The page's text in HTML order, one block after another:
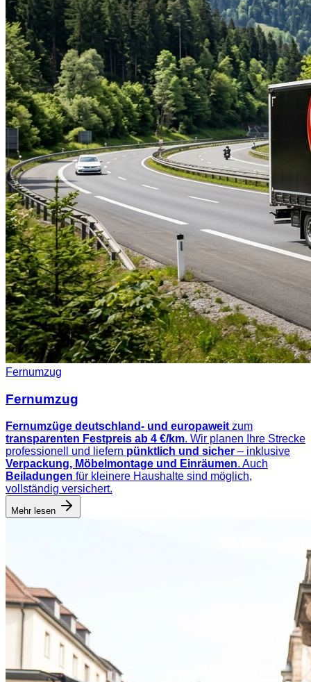
Fernumzug
Fernumzug
Fernumzüge deutschland- und europaweit zum
transparenten Festpreis ab 4 €/km. Wir planen Ihre Strecke
professionell und liefern pünktlich und sicher – inklusive
Verpackung, Möbelmontage und Einräumen. Auch
Beiladungen für kleinere Haushalte sind möglich,
vollständig versichert.
Mehr lesen